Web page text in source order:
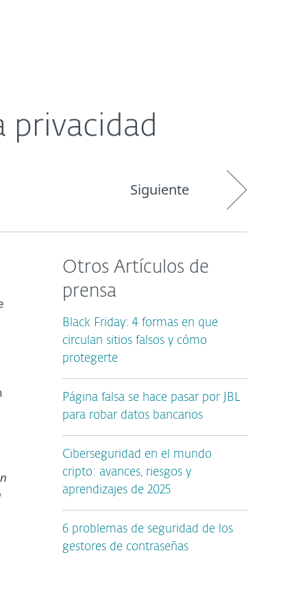
privacidad
Siguiente
Otros Artículos de
prensa
Black Friday: 4 formas en que
circulan sitios falsos y cómo
protegerte
Página falsa se hace pasar por JBL
para robar datos bancarios
Ciberseguridad en el mundo
cripto: avances, riesgos y
aprendizajes de 2025
6 problemas de seguridad de los
gestores de contraseñas